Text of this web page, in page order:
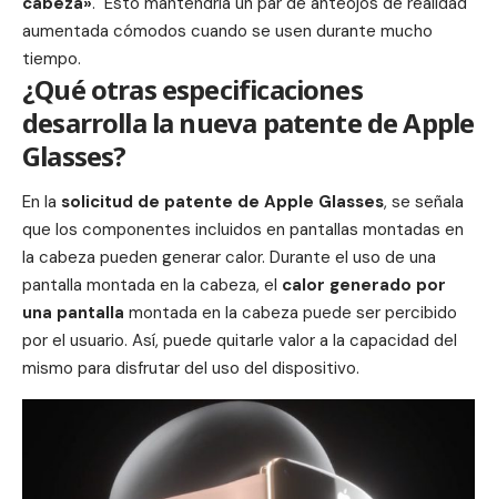
aumentada cómodos cuando se usen durante mucho
tiempo.
¿Qué otras especificaciones
desarrolla la nueva patente de Apple
Glasses?
En la solicitud de patente de Apple Glasses, se señala
que los componentes incluidos en pantallas montadas en
la cabeza pueden generar calor. Durante el uso de una
pantalla montada en la cabeza, el calor generado por
una pantalla montada en la cabeza puede ser percibido
por el usuario. Así, puede quitarle valor a la capacidad del
mismo para disfrutar del uso del dispositivo.